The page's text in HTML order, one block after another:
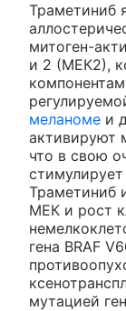
Траметиниб
митоген-
и 2 (МЕК2),
меланоме и
активируют
что в свою
Траметиниб
МЕК и рост
гена BRAF
мутацией